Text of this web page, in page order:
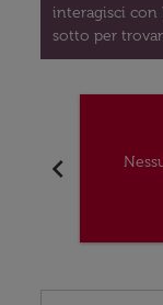
interagisci con
sotto per
chevron_left